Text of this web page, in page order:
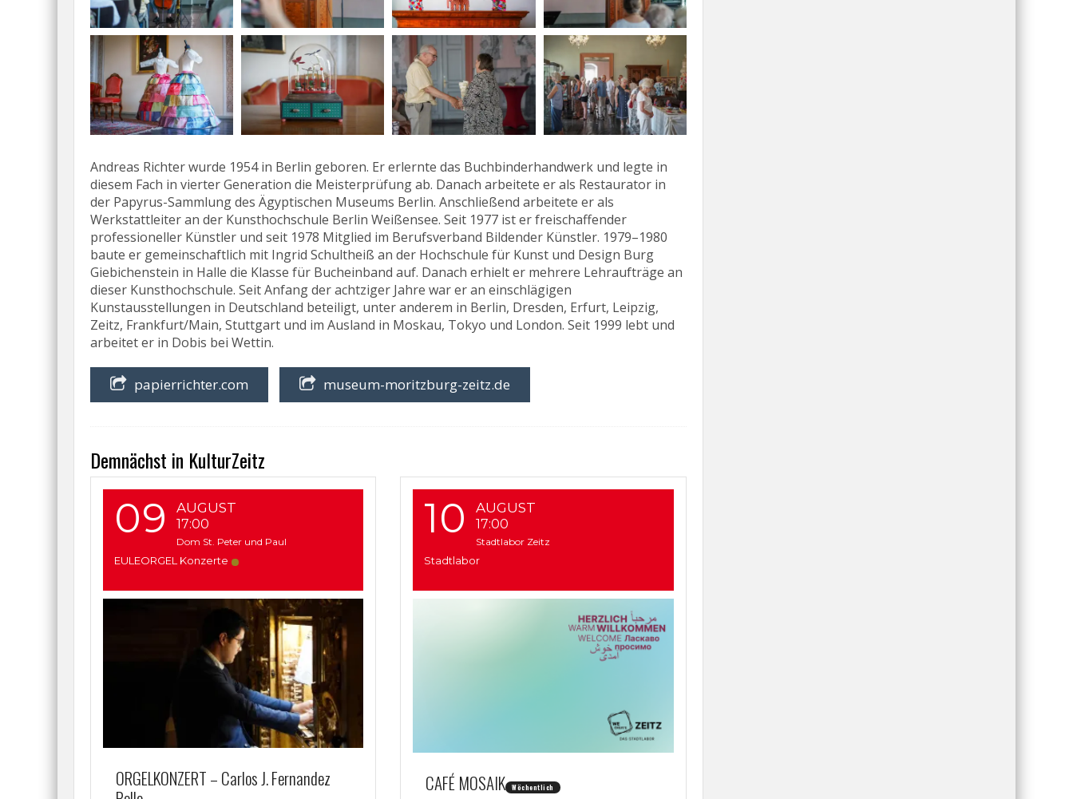
Andreas Richter wurde 1954 in Berlin geboren. Er erlernte das Buchbinderhandwerk und legte in
diesem Fach in vierter Generation die Meisterprüfung ab. Danach arbeitete er als Restaurator in
der Papyrus-Sammlung des Ägyptischen Museums Berlin. Anschließend arbeitete er als
Werkstattleiter an der Kunsthochschule Berlin Weißensee. Seit 1977 ist er freischaffender
professioneller Künstler und seit 1978 Mitglied im Berufsverband Bildender Künstler. 1979–1980
baute er gemeinschaftlich mit Ingrid Schultheiß an der Hochschule für Kunst und Design Burg
Giebichenstein in Halle die Klasse für Bucheinband auf. Danach erhielt er mehrere Lehraufträge an
dieser Kunsthochschule. Seit Anfang der achtziger Jahre war er an einschlägigen
Kunstausstellungen in Deutschland beteiligt, unter anderem in Berlin, Dresden, Erfurt, Leipzig,
Zeitz, Frankfurt/Main, Stuttgart und im Ausland in Moskau, Tokyo und London. Seit 1999 lebt und
arbeitet er in Dobis bei Wettin.
papierrichter.com museum-moritzburg-zeitz.de
Demnächst in KulturZeitz
09 AUGUST
17:00
Dom St. Peter und Paul
EULEORGEL Konzerte
ORGELKONZERT – Carlos J. Fernandez
10 AUGUST
17:00
Stadtlabor Zeitz
Stadtlabor
CAFÉ MOSAIK Wöchentlich